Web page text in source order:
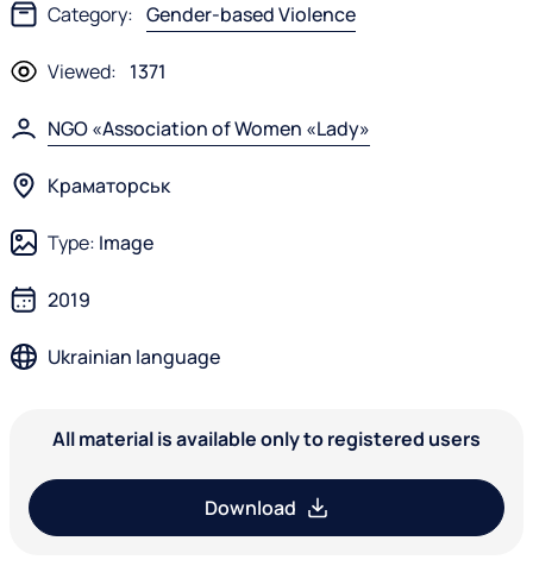
Category: Gender-based Violence
Viewed: 1371
NGO «Association of Women «Lady»
Краматорськ
Type: Image
2019
Ukrainian language
All material is available only to registered users
Download